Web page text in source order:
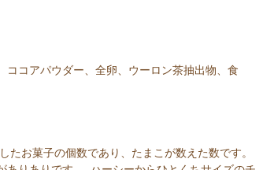
コアパウダー、全卵、ウーロン茶抽出物、食